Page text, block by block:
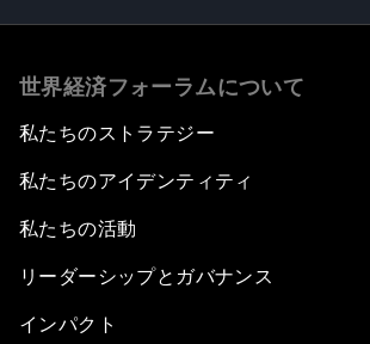
世界経済フォーラムについて
私たちのストラテジー
私たちのアイデンティティ
私たちの活動
リーダーシップとガバナンス
インパクト